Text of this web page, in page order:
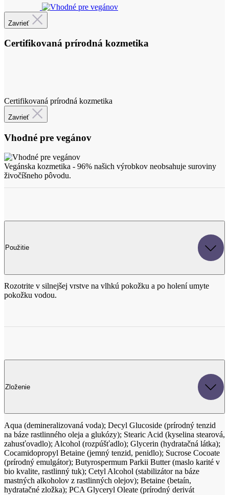
Zavrieť
Certifikovaná prírodná kozmetika
Certifikovaná prírodná kozmetika
Zavrieť
Vhodné pre vegánov
Vegánska kozmetika - 96% našich výrobkov neobsahuje suroviny
živočíšneho pôvodu.
Použitie
Rozotrite v silnejšej vrstve na vlhkú pokožku a po holení umyte
pokožku vodou.
Zloženie
Aqua (demineralizovaná voda); Decyl Glucoside (prírodný tenzid
na báze rastlinného oleja a glukózy); Stearic Acid (kyselina stearová,
zahusťovadlo); Alcohol (rozpúšťadlo); Glycerin (hydratačná látka);
Cocamidopropyl Betaine (jemný tenzid, penidlo); Sucrose Cocoate
(prírodný emulgátor); Butyrospermum Parkii Butter (maslo karité v
bio kvalite, rastlinný tuk); Cetyl Alcohol (stabilizátor na báze
mastných alkoholov z rastlinných olejov); Betaine (betaín,
hydratačné zložka); PCA Glyceryl Oleate (prírodný derivát